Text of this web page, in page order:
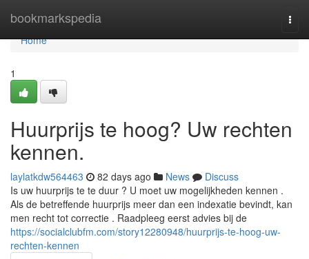
bookmarkspedia
Home
Home
1
Huurprijs te hoog? Uw rechten
kennen.
laylatkdw564463 82 days ago News
Discuss
Is uw huurprijs te te duur ? U moet uw mogelijkheden kennen .
Als de betreffende huurprijs meer dan een indexatie bevindt, kan
men recht tot correctie . Raadpleeg eerst advies bij de
https://socialclubfm.com/story12280948/huurprijs-te-hoog-uw-
rechten-kennen